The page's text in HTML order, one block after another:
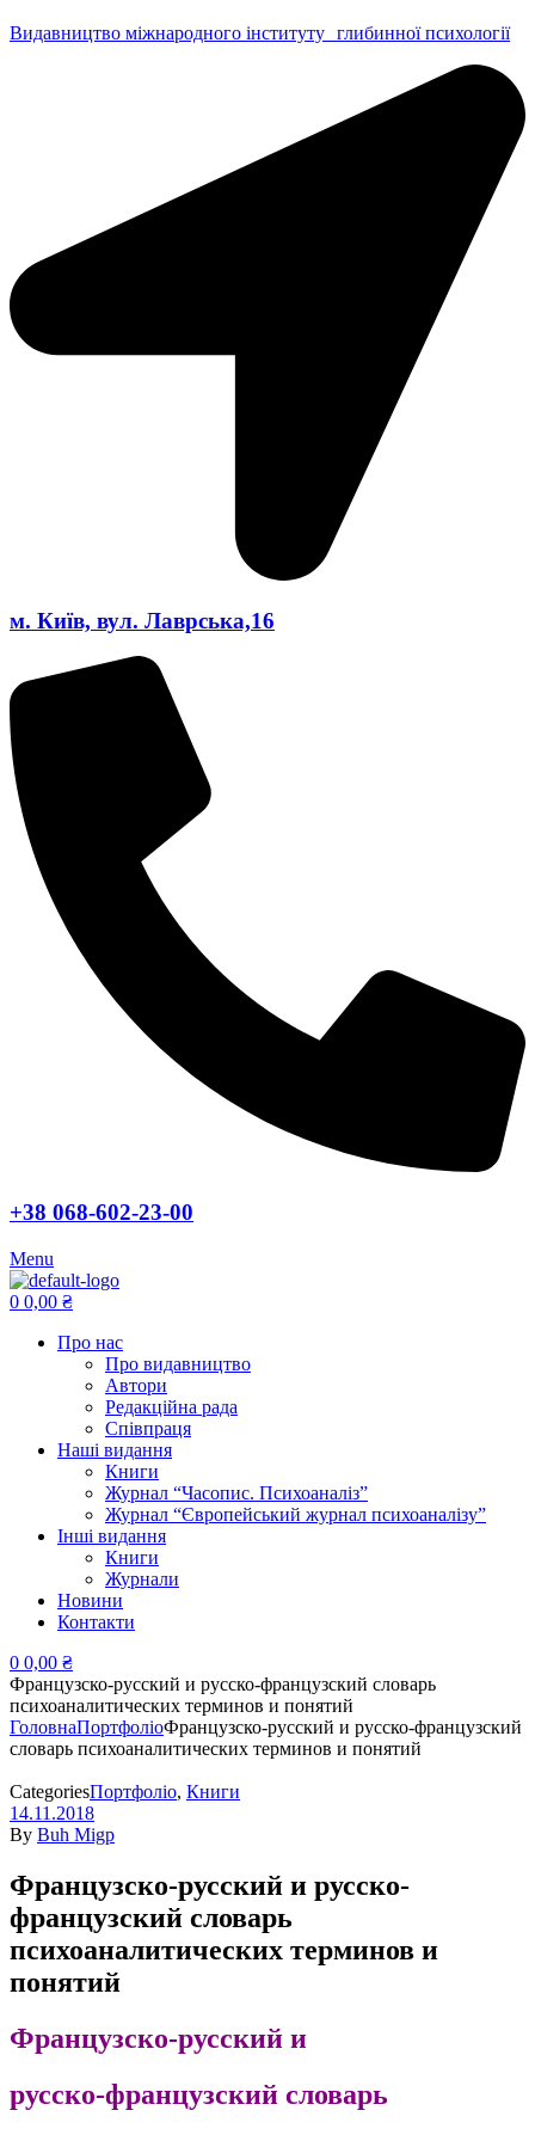
Видавництво міжнародного інституту глибинної психології
м. Київ, вул. Лаврська,16
+38 068-602-23-00
Menu
0 0,00 ₴
Про нас
Про видавництво
Автори
Редакційна рада
Співпраця
Наші видання
Книги
Журнал “Часопис. Психоаналіз”
Журнал “Європейський журнал психоаналізу”
Інші видання
Книги
Журнали
Новини
Контакти
0 0,00 ₴
Французско-русский и русско-французский словарь
психоаналитических терминов и понятий
ГоловнаПортфоліоФранцузско-русский и русско-французский
словарь психоаналитических терминов и понятий
CategoriesПортфоліо, Книги
14.11.2018
By Buh Migp
Французско-русский и русско-
французский словарь
психоаналитических терминов и
понятий
Французско-русский и
русско-французский словарь